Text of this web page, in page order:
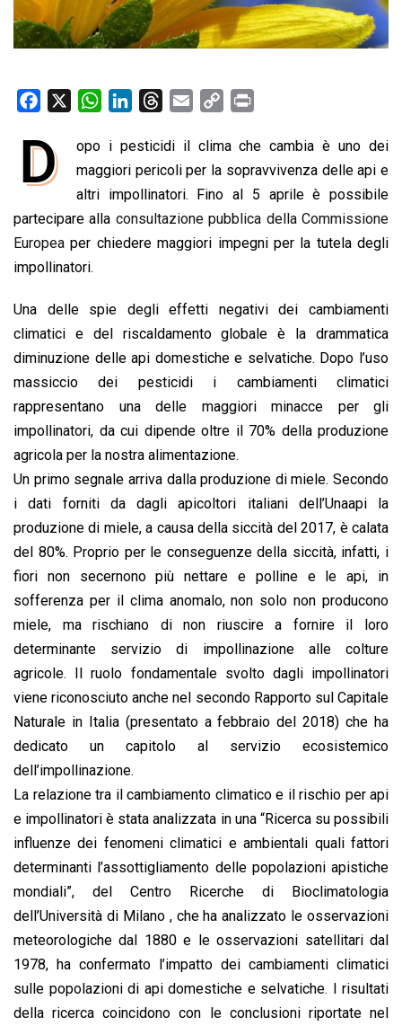
c
e
o
o
k
W
t
A
p
n
k
e
d
I
r
e
a
d
s
a
i
p
y
i
n
i
n
t
D
opo i pesticidi il clima che cambia è uno dei
maggiori pericoli per la sopravvivenza delle api e
altri impollinatori. Fino al 5 aprile è possibile
partecipare alla consultazione pubblica della Commissione
Europea per chiedere maggiori impegni per la tutela degli
impollinatori.
Una delle spie degli effetti negativi dei cambiamenti
climatici e del riscaldamento globale è la drammatica
diminuzione delle api domestiche e selvatiche. Dopo l’uso
massiccio dei pesticidi i cambiamenti climatici
rappresentano una delle maggiori minacce per gli
impollinatori, da cui dipende oltre il 70% della produzione
agricola per la nostra alimentazione.
Un primo segnale arriva dalla produzione di miele. Secondo
i dati forniti da dagli apicoltori italiani dell’Unaapi la
produzione di miele, a causa della siccità del 2017, è calata
del 80%. Proprio per le conseguenze della siccità, infatti, i
fiori non secernono più nettare e polline e le api, in
sofferenza per il clima anomalo, non solo non producono
miele, ma rischiano di non riuscire a fornire il loro
determinante servizio di impollinazione alle colture
agricole. Il ruolo fondamentale svolto dagli impollinatori
viene riconosciuto anche nel secondo Rapporto sul Capitale
Naturale in Italia (presentato a febbraio del 2018) che ha
dedicato un capitolo al servizio ecosistemico
dell’impollinazione.
La relazione tra il cambiamento climatico e il rischio per api
e impollinatori è stata analizzata in una “Ricerca su possibili
influenze dei fenomeni climatici e ambientali quali fattori
determinanti l’assottigliamento delle popolazioni apistiche
mondiali”, del Centro Ricerche di Bioclimatologia
dell’Università di Milano , che ha analizzato le osservazioni
meteorologiche dal 1880 e le osservazioni satellitari dal
1978, ha confermato l’impatto dei cambiamenti climatici
sulle popolazioni di api domestiche e selvatiche. I risultati
della ricerca coincidono con le conclusioni riportate nel